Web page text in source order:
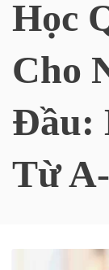
Học
Cho
Đầu:
Từ